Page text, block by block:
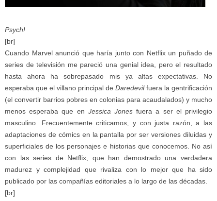
Psych!
[br]
Cuando Marvel anunció que haría junto con Netflix un puñado de
series de televisión me pareció una genial idea, pero el resultado
hasta ahora ha sobrepasado mis ya altas expectativas. No
esperaba que el villano principal de Daredevilfuera la gentrificación
(el convertir barrios pobres en colonias para acaudalados) y mucho
menos esperaba que en Jessica Jonesfuera a ser el privilegio
masculino. Frecuentemente criticamos, y con justa razón, a las
adaptaciones de cómics en la pantalla por ser versiones diluidas y
superficiales de los personajes e historias que conocemos. No así
con las series de Netflix, que han demostrado una verdadera
madurez y complejidad que rivaliza con lo mejor que ha sido
publicado por las compañías editoriales a lo largo de las décadas.
[br]